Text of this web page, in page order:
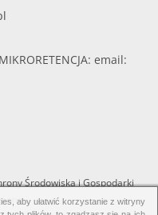
email:
Środowiska i Gospodarki
aby ułatwić korzystanie z witryny